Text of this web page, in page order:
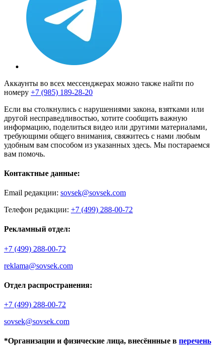
Аккаунты во всех мессенджерах можно также найти по
номеру +7 (985) 189-28-20
Если вы столкнулись с нарушениями закона, взятками или
другой несправедливостью, хотите сообщить важную
информацию, поделиться видео или другими материалами,
требующими общего внимания, свяжитесь с нами любым
удобным вам способом из указанных здесь. Мы постараемся
вам помочь.
Контактные данные:
Email редакции: sovsek@sovsek.com
Телефон редакции: +7 (499) 288-00-72
Рекламный отдел:
+7 (499) 288-00-72
reklama@sovsek.com
Отдел распространения:
+7 (499) 288-00-72
sovsek@sovsek.com
*Организации и физические лица, внесённные в перечень